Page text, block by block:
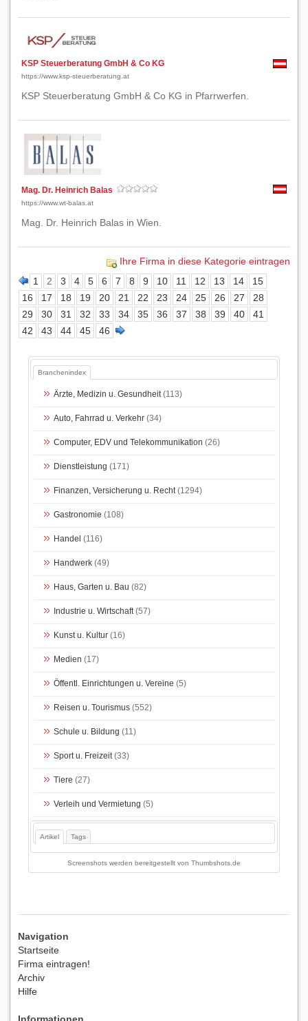
KSP Steuerberatung GmbH & Co KG
https://www.ksp-steuerberatung.at
KSP Steuerberatung GmbH & Co KG in Pfarrwerfen.
Mag. Dr. Heinrich Balas
https://www.wt-balas.at
Mag. Dr. Heinrich Balas in Wien.
Ihre Firma in diese Kategorie eintragen
1
2 3 4 5 6 7 8 9 10 11 12 13 14
15
16
17 18 19 20 21 22 23 24 25 26 27
28
29
30 31 32 33 34 35 36 37 38 39 40
41
42
43 44 45 46
Branchenindex
Ärzte, Medizin u. Gesundheit(113)
Auto, Fahrrad u. Verkehr (34)
Computer, EDV und Telekommunikation (26)
Dienstleistung (171)
Finanzen, Versicherung u. Recht(1294)
Gastronomie (108)
Handel (116)
Handwerk (49)
Haus, Garten u. Bau (82)
Industrie u. Wirtschaft(57)
Kunst u. Kultur (16)
Medien (17)
Öffentl. Einrichtungen u. Vereine (5)
Reisen u. Tourismus (552)
Schule u. Bildung (11)
Sport u. Freizeit(33)
Tiere (27)
Verleih und Vermietung (5)
Artikel Tags
Screenshots werden bereitgestellt von Thumbshots.de
Navigation
Startseite
Firma eintragen!
Archiv
Hilfe
Informationen